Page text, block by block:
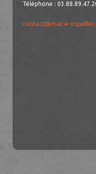
Téléphone :
contact@mairie-